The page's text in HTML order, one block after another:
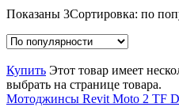
Показаны 3Сортировка: по
Купить Этот товар имеет
выбрать на странице товара.
Мотоджинсы Revit Moto 2 TF